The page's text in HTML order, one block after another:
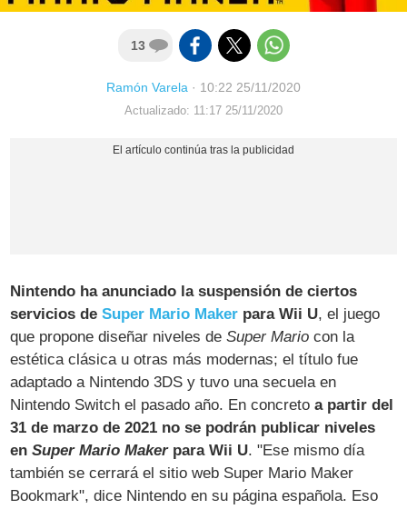
13
Ramón Varela · 10:22 25/11/2020
Actualizado: 11:17 25/11/2020
Nintendo ha anunciado la suspensión de ciertos
servicios deSuper Mario Maker para Wii U, el juego
que propone diseñar niveles deSuper Mario con la
estética clásica u otras más modernas; el título fue
adaptado a Nintendo 3DS y tuvo una secuela en
Nintendo Switch el pasado año. En concretoa partir del
31 de marzo de 2021 no se podrán publicar niveles
enSuper Mario Makerpara Wii U. "Ese mismo día
también se cerrará el sitio web Super Mario Maker
Bookmark", dice Nintendo en su página española. Eso